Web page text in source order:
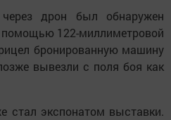
дрон был обнаружен
122-миллиметровой
бронированную машину
вывезли с поля боя как
стал экспонатом выставки.